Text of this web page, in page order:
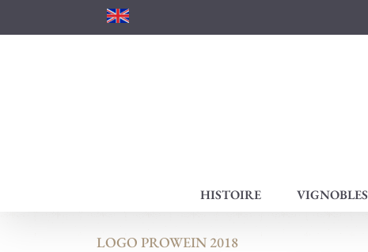
HISTOIRE VIGNOBLES
LOGO PROWEIN 2018